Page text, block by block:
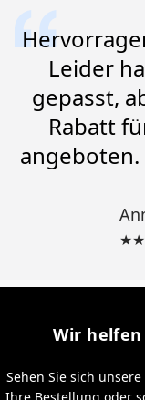
Leider
gepasst,
Rabatt
Wir
Sehen Sie sich unsere
Ihre Bestellung oder